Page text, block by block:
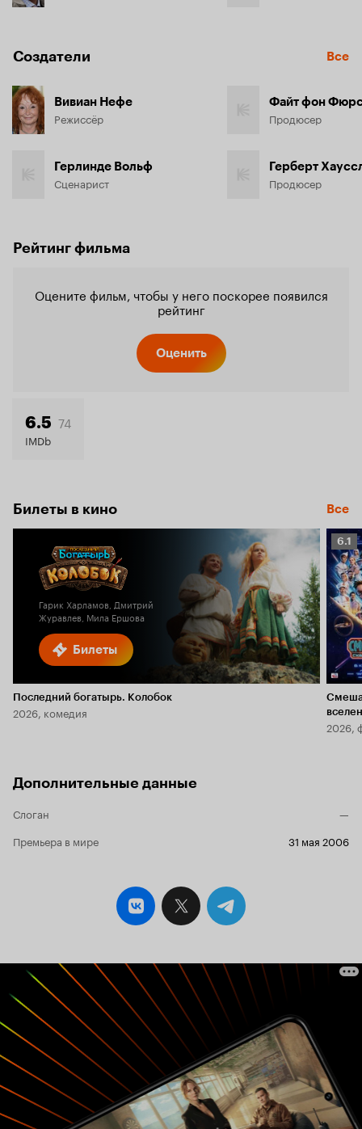
Создатели Все
Вивиан Нефе
Режиссёр
Герлинде Вольф
Сценарист
Файт фон
Продюсер
Герберт
Продюсер
Рейтинг фильма
Оцените фильм, чтобы у него поскорее появился
рейтинг
Оценить
6.5 74
IMDb
Билеты в кино Все
Билеты
Гарик Харламов, Дмитрий
Журавлев, Мила Ершова
Последний богатырь. Колобок
2026, комедия
6.1
6.1
2026,
Дополнительные данные
Слоган
—
Премьера в мире
31 мая 2006